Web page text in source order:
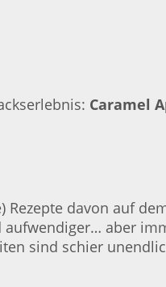
Caramel
davon auf
aber
sind schier